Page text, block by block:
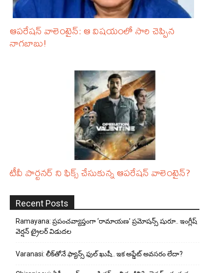
ఆపరేషన్ వాలెంటైన్: ఆ విషయంలో సారి చెప్పిన
నాగబాబు!
టీవీ పార్టనర్ ని ఫిక్స్ చేసుకున్న ఆపరేషన్ వాలెంటైన్?
Recent Posts
Ramayana: ప్రపంచవ్యాప్తంగా ‘రామాయణ’ ప్రమోషన్స్ షురూ.. ఇంగ్లీష్
వెర్షన్ ట్రైలర్ విడుదల
Varanasi: లీక్‌తోనే ఫ్యాన్స్ ఫుల్ ఖుషీ.. ఇక అప్డేట్ అవసరం లేదా?